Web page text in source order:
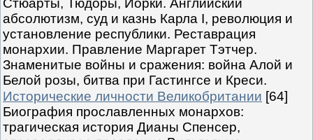
Стюарты, Тюдоры, Йорки. Английский
абсолютизм, суд и казнь Карла I, революция и
установление республики. Реставрация
монархии. Правление Маргарет Тэтчер.
Знаменитые войны и сражения: война Алой и
Белой розы, битва при Гастингсе и Креси.
Исторические личности Великобритании [64]
Биография прославленных монархов:
трагическая история Дианы Спенсер,